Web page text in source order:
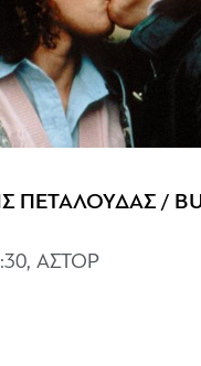
ΠΕΤΑΛΟΥΔΑΣ /
ΑΣΤΟΡ